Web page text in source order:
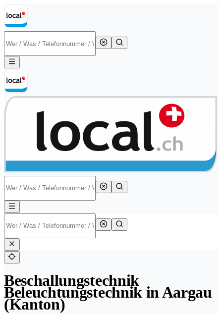
Beschallungstechnik
Beleuchtungstechnik in Aargau
(Kanton)